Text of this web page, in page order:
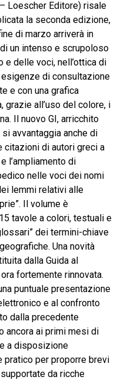
Loescher Editore) risale
la seconda edizione,
di marzo arriverà in
un intenso e scrupoloso
delle voci, nell’ottica di
esigenze di consultazione
e con una grafica
grazie all’uso del colore, i
Il nuovo GI, arricchito
avvantaggia anche di
citazioni di autori greci a
l’ampliamento di
nelle voci dei nomi
lemmi relativi alle
Il volume è
tavole a colori, testuali e
dei termini-chiave
Una novità
dalla Guida al
fortemente rinnovata.
puntuale presentazione
e al confronto
dalla precedente
ancora ai primi mesi di
a disposizione
pratico per proporre brevi
da ricche